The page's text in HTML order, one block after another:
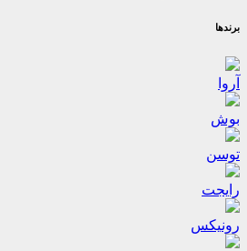
برندها
آروا
بوش
توسن
رایجت
رونیکس